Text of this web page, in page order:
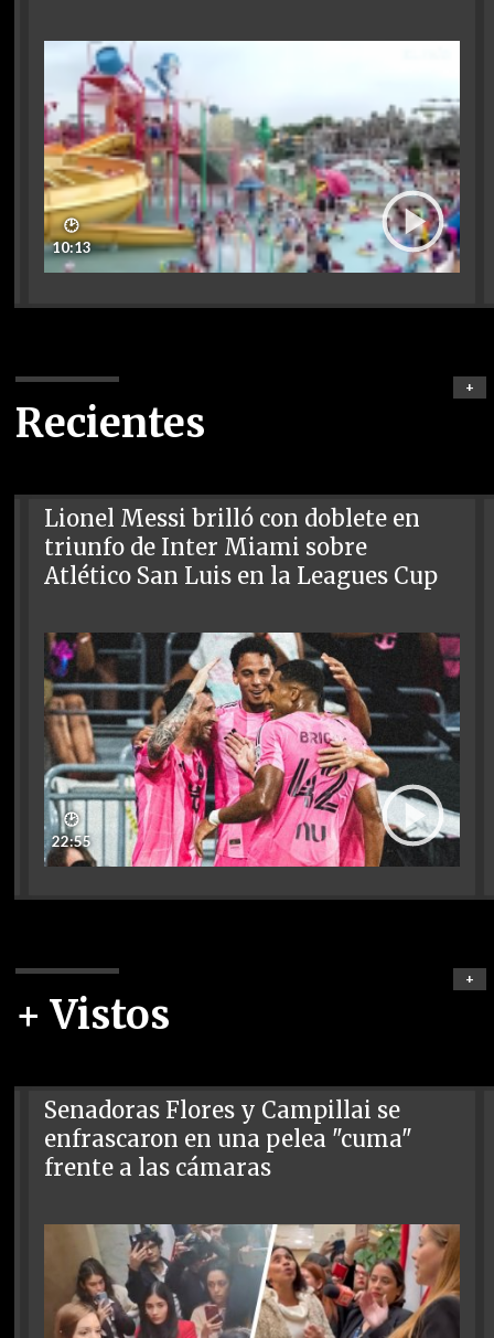
🕑
10:13
Recientes
+
Lionel Messi brilló con doblete en
triunfo de Inter Miami sobre
Atlético San Luis en la Leagues Cup
🕑
22:55
+ Vistos
+
Senadoras Flores y Campillai se
enfrascaron en una pelea "cuma"
frente a las cámaras